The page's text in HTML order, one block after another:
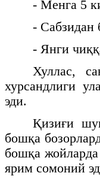
- Менга 5
- Сабзидан
- Янги
Хуллас,
хурсандлиги
эди.
Қизиғи
бошқа
бошқа
ярим сомоний